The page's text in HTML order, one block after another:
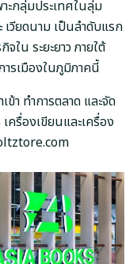
ะกลุ่มประเทศในลุ่ม
เวียดนาม เป็นลำดับแรก
ใน ระยะยาว ภายใต้
ารเมืองในภูมิภาคนี้
า ทำการตลาด และจัด
รื่องเขียนและเครื่อง